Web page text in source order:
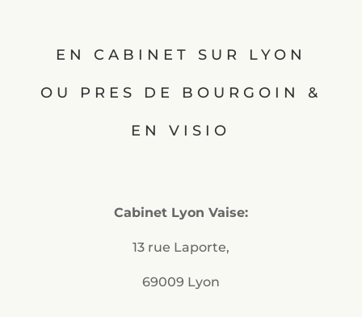
EN CABINET SUR LYON
OU PRES DE BOURGOIN &
EN VISIO
Cabinet Lyon Vaise:
13 rue Laporte,
69009 Lyon